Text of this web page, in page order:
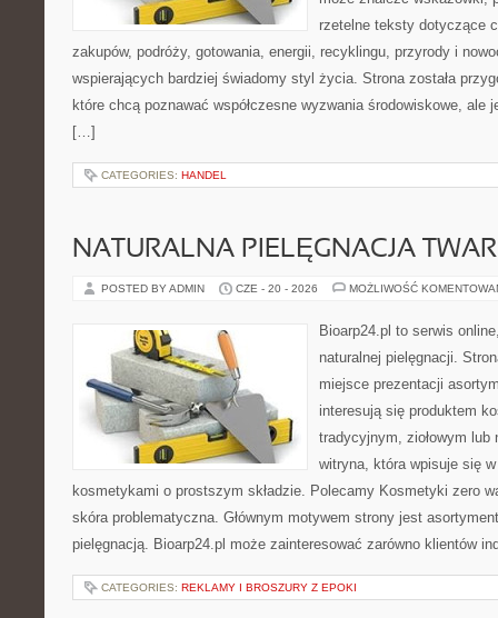
rzetelne teksty dotyczące
zakupów, podróży, gotowania, energii, recyklingu, przyrody i
wspierających bardziej świadomy styl życia. Strona została
które chcą poznawać współczesne wyzwania środowiskowe, ale
[…]
CATEGORIES: HANDEL
NATURALNA PIELĘGNACJA
POSTED BY ADMIN CZE - 20 - 2026 MOŻLIWOŚĆ
Bioarp24.pl to serwis
naturalnej pielęgnacji.
miejsce prezentacji
interesują się produktem
tradycyjnym, ziołowym lub
witryna, która wpisuje się
kosmetykami o prostszym składzie. Polecamy Kosmetyki zero
skóra problematyczna. Głównym motywem strony jest
pielęgnacją. Bioarp24.pl może zainteresować zarówno klientów
CATEGORIES: REKLAMY I BROSZURY Z EPOKI